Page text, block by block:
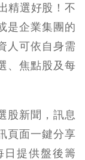
精選好股！不
是企業集團的
人可依自身需
、焦點股及每
股新聞，訊息
頁面一鍵分享
日提供盤後籌